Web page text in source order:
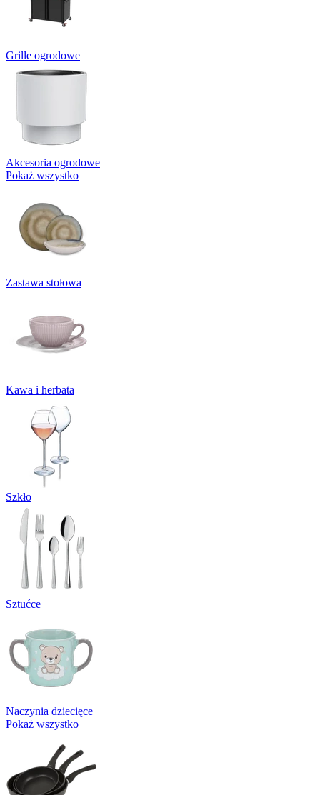
Grille ogrodowe
Akcesoria ogrodowe
Pokaż wszystko
Zastawa stołowa
Kawa i herbata
Szkło
Sztućce
Naczynia dziecięce
Pokaż wszystko